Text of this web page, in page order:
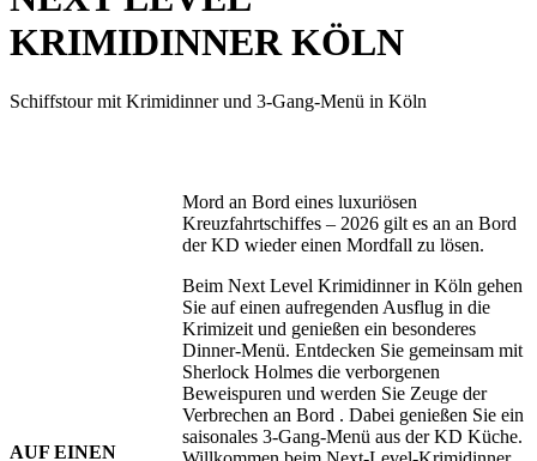
KRIMIDINNER KÖLN
Schiffstour mit Krimidinner und 3-Gang-Menü in Köln
Mord an Bord eines luxuriösen
Kreuzfahrtschiffes – 2026 gilt es an an Bord
der KD wieder einen Mordfall zu lösen.
Beim Next Level Krimidinner in Köln gehen
Sie auf einen aufregenden Ausflug in die
Krimizeit und genießen ein besonderes
Dinner-Menü. Entdecken Sie gemeinsam mit
Sherlock Holmes die verborgenen
Beweispuren und werden Sie Zeuge der
Verbrechen an Bord . Dabei genießen Sie ein
saisonales 3-Gang-Menü aus der KD Küche.
AUF EINEN